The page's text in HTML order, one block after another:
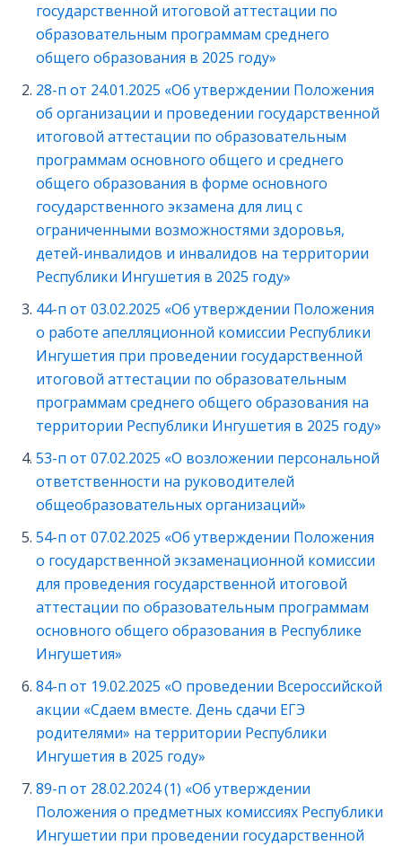
государственной итоговой аттестации по
образовательным программам среднего
общего образования в 2025 году»
28-п от 24.01.2025 «Об утверждении Положения
об организации и проведении государственной
итоговой аттестации по образовательным
программам основного общего и среднего
общего образования в форме основного
государственного экзамена для лиц с
ограниченными возможностями здоровья,
детей-инвалидов и инвалидов на территории
Республики Ингушетия в 2025 году»
44-п от 03.02.2025 «Об утверждении Положения
о работе апелляционной комиссии Республики
Ингушетия при проведении государственной
итоговой аттестации по образовательным
программам среднего общего образования на
территории Республики Ингушетия в 2025 году»
53-п от 07.02.2025 «О возложении персональной
ответственности на руководителей
общеобразовательных организаций»
54-п от 07.02.2025 «Об утверждении Положения
о государственной экзаменационной комиссии
для проведения государственной итоговой
аттестации по образовательным программам
основного общего образования в Республике
Ингушетия»
84-п от 19.02.2025 «О проведении Всероссийской
акции «Сдаем вместе. День сдачи ЕГЭ
родителями» на территории Республики
Ингушетия в 2025 году»
89-п от 28.02.2024 (1) «Об утверждении
Положения о предметных комиссиях Республики
Ингушетии при проведении государственной